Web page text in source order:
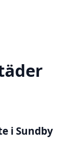
i Sundby